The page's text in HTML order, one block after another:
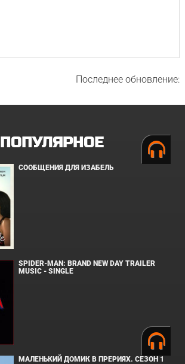
Последнее обновление:
ПОПУЛЯРНОЕ
СООБЩЕНИЯ ДЛЯ ИЗАБЕЛЬ
SPIDER-MAN: BRAND NEW DAY TRAILER
MUSIC - SINGLE
МАЛЕНЬКИЙ ДОМИК В ПРЕРИЯХ. СЕЗОН 1